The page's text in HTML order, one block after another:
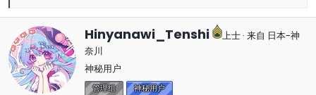
：
撰
写
者
Hinyanawi_Tenshi 上士 · 来自 日本-神
奈川
神秘用户
管理组 神秘用户